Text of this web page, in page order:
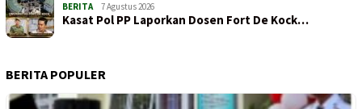
BERITA 7 Agustus 2026
Kasat Pol PP Laporkan Dosen Fort De Kock…
BERITA POPULER